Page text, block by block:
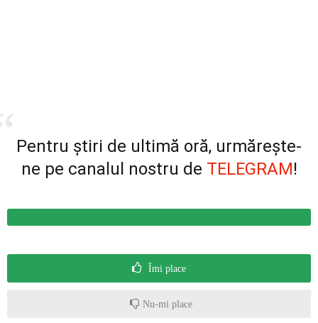
Pentru știri de ultimă oră, urmărește-
ne pe canalul nostru de TELEGRAM!
Îmi place
Nu-mi place